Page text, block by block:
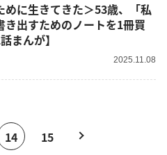
めに生きてきた＞53歳、「私
き出すためのノートを1冊買
まんが】
2025.11.08
14 15